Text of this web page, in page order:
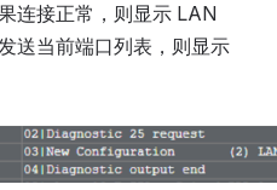
连接正常，则显示 LAN
送当前端口列表，则显示